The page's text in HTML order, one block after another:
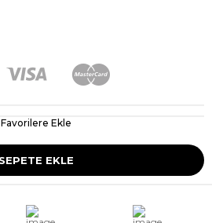
Favorilere Ekle